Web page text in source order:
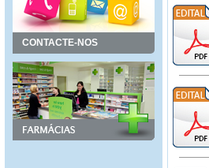
CONTACTE-NOS